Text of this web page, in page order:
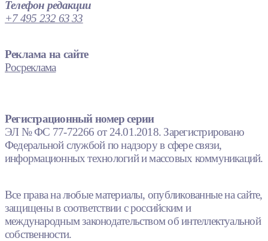
Телефон редакции
+7 495 232 63 33
Реклама на сайте
Росреклама
Регистрационный номер серии
ЭЛ № ФС 77-72266 от 24.01.2018. Зарегистрировано
Федеральной службой по надзору в сфере связи,
информационных технологий и массовых коммуникаций.
Все права на любые материалы, опубликованные на сайте,
защищены в соответствии с российским и
международным законодательством об интеллектуальной
собственности.